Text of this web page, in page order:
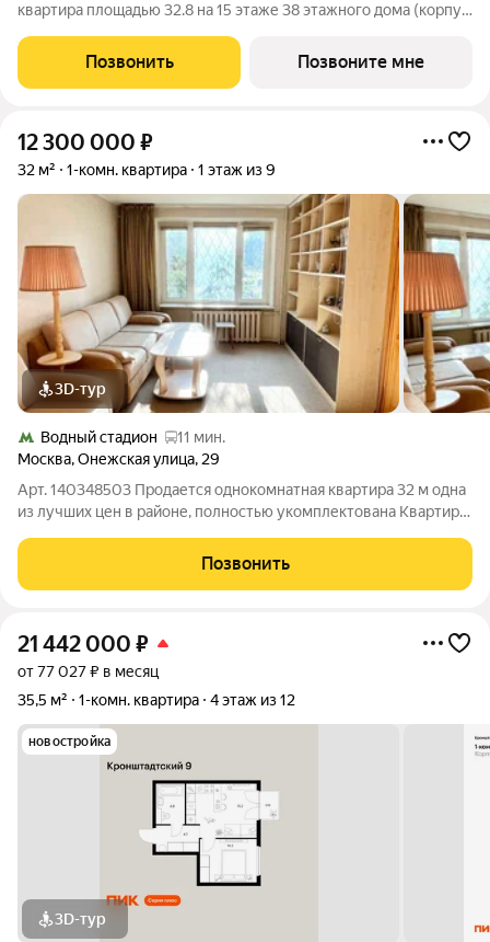
квартира площадью 32.8 на 15 этаже 38 этажного дома (корпус
10 минут пешком до станции метро «Водный стадион» и 20
минут до МЦК «Коптево».
Позвонить Позвоните мне
12 300 000 ₽
32 м² 1-комн. квартира 1 этаж из 9
3D-тур
Водный стадион
11 мин.
Москва,Онежская улица, 29
Арт. 140348503 Продается однокомнатная квартира 32 м одна
из лучших цен в районе, полностью укомплектована Квартира
окна с металлической решёткой. Комната изолированная, 18 м,
Позвонить
21 442 000 ₽
от 77 027 ₽ в месяц
35,5 м²
1-комн. квартира 4 этаж из 12
новостройка
3D-тур